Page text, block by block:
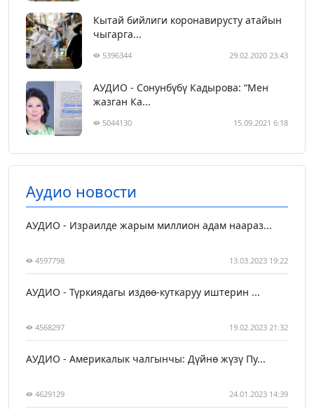
Кытай бийлиги коронавирусту атайын
чыгарга...
5396344 29.02.2020 23:43
АУДИО - Сонунбүбү Кадырова: “Мен
жазган Ка...
5044130 15.09.2021 6:18
Аудио новости
АУДИО - Израилде жарым миллион адам наараз...
4597798 13.03.2023 19:22
АУДИО - Түркиядагы издөө-куткаруу иштерин ...
4568297 19.02.2023 21:32
АУДИО - Америкалык чалгынчы: Дүйнө жүзү Пу...
4629129 24.01.2023 14:39